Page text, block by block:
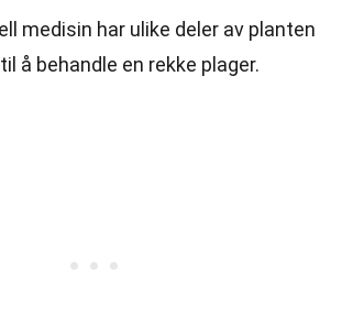
medisin har ulike deler av planten
å behandle en rekke plager.